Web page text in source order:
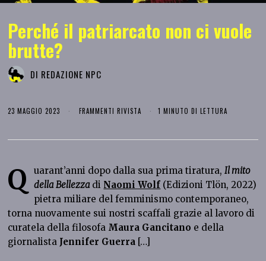
Perché il patriarcato non ci vuole
brutte?
DI REDAZIONE NPC
23 MAGGIO 2023 FRAMMENTI RIVISTA 1 MINUTO DI LETTURA
Q uarant’anni dopo dalla sua prima tiratura,Il mito
della Bellezza di Naomi Wolf (Edizioni Tlön, 2022)
pietra miliare del femminismo contemporaneo,
torna nuovamente sui nostri scaffali grazie al lavoro di
curatela della filosofa Maura Gancitano e della
giornalista Jennifer Guerra […]